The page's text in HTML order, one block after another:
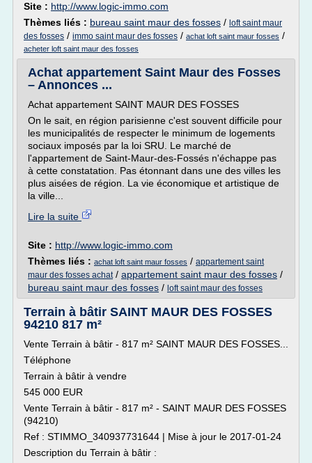
Site : http://www.logic-immo.com
Thèmes liés : bureau saint maur des fosses / loft saint maur
des fosses / immo saint maur des fosses / achat loft saint maur fosses /
acheter loft saint maur des fosses
Achat appartement Saint Maur des Fosses
– Annonces ...
Achat appartement SAINT MAUR DES FOSSES
On le sait, en région parisienne c'est souvent difficile pour
les municipalités de respecter le minimum de logements
sociaux imposés par la loi SRU. Le marché de
l'appartement de Saint-Maur-des-Fossés n'échappe pas
à cette constatation. Pas étonnant dans une des villes les
plus aisées de région. La vie économique et artistique de
la ville...
Lire la suite
Site : http://www.logic-immo.com
Thèmes liés : achat loft saint maur fosses / appartement saint
maur des fosses achat/ appartement saint maur des fosses /
bureau saint maur des fosses / loft saint maur des fosses
Terrain à bâtir SAINT MAUR DES FOSSES
94210 817 m²
Vente Terrain à bâtir - 817 m² SAINT MAUR DES FOSSES...
Téléphone
Terrain à bâtir à vendre
545 000 EUR
Vente Terrain à bâtir - 817 m² - SAINT MAUR DES FOSSES
(94210)
Ref : STIMMO_340937731644 | Mise à jour le 2017-01-24
Description du Terrain à bâtir :